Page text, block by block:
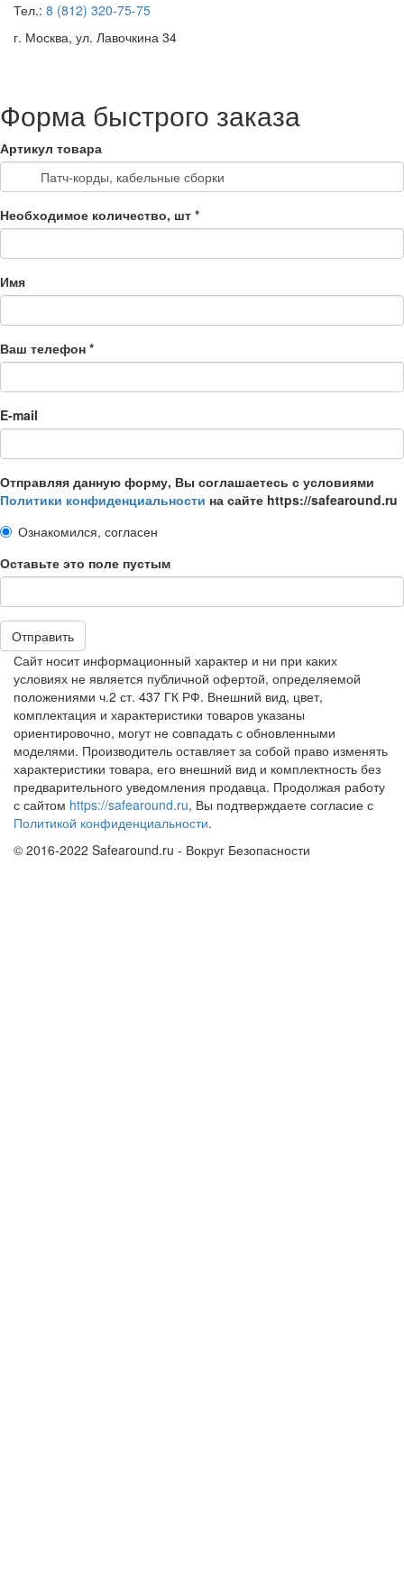
Тел.: 8 (812) 320-75-75
г. Москва, ул. Лавочкина 34
Форма быстрого заказа
Артикул товара
Необходимое количество, шт *
Имя
Ваш телефон *
E-mail
Отправляя данную форму, Вы соглашаетесь с условиями
Политики конфиденциальности на сайте https://safearound.ru
Ознакомился, согласен
Оставьте это поле пустым
Отправить
Сайт носит информационный характер и ни при каких
условиях не является публичной офертой, определяемой
положениями ч.2 ст. 437 ГК РФ. Внешний вид, цвет,
комплектация и характеристики товаров указаны
ориентировочно, могут не совпадать с обновленными
моделями. Производитель оставляет за собой право изменять
характеристики товара, его внешний вид и комплектность без
предварительного уведомления продавца. Продолжая работу
с сайтом https://safearound.ru, Вы подтверждаете согласие с
Политикой конфиденциальности.
© 2016-2022 Safearound.ru - Вокруг Безопасности